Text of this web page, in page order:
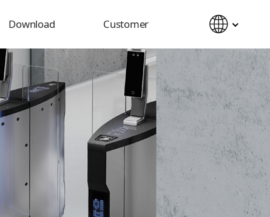
Download
Catalog
Manual
2D&3D CAD
Customer
Notice
Inquiry